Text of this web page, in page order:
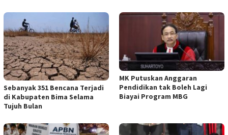
Sebanyak 351 Bencana Terjadi
di Kabupaten Bima Selama
Tujuh Bulan
MK Putuskan Anggaran
Pendidikan tak Boleh Lagi
Biayai Program MBG